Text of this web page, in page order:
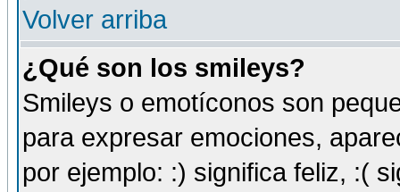
Volver arriba
¿Qué son los smileys?
Smileys o emotíconos son
para expresar emociones,
por ejemplo: :) significa feliz, :(